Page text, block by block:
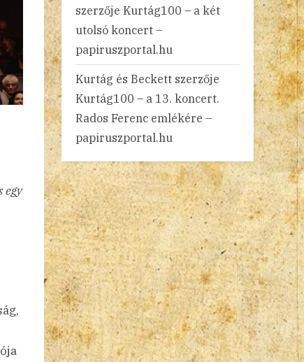
egy
szerzője Kurtág100 – a két
utolsó koncert –
papiruszportal.hu
Kurtág és Beckett szerzője
Kurtág100 – a 13. koncert.
Rados Ferenc emlékére –
papiruszportal.hu